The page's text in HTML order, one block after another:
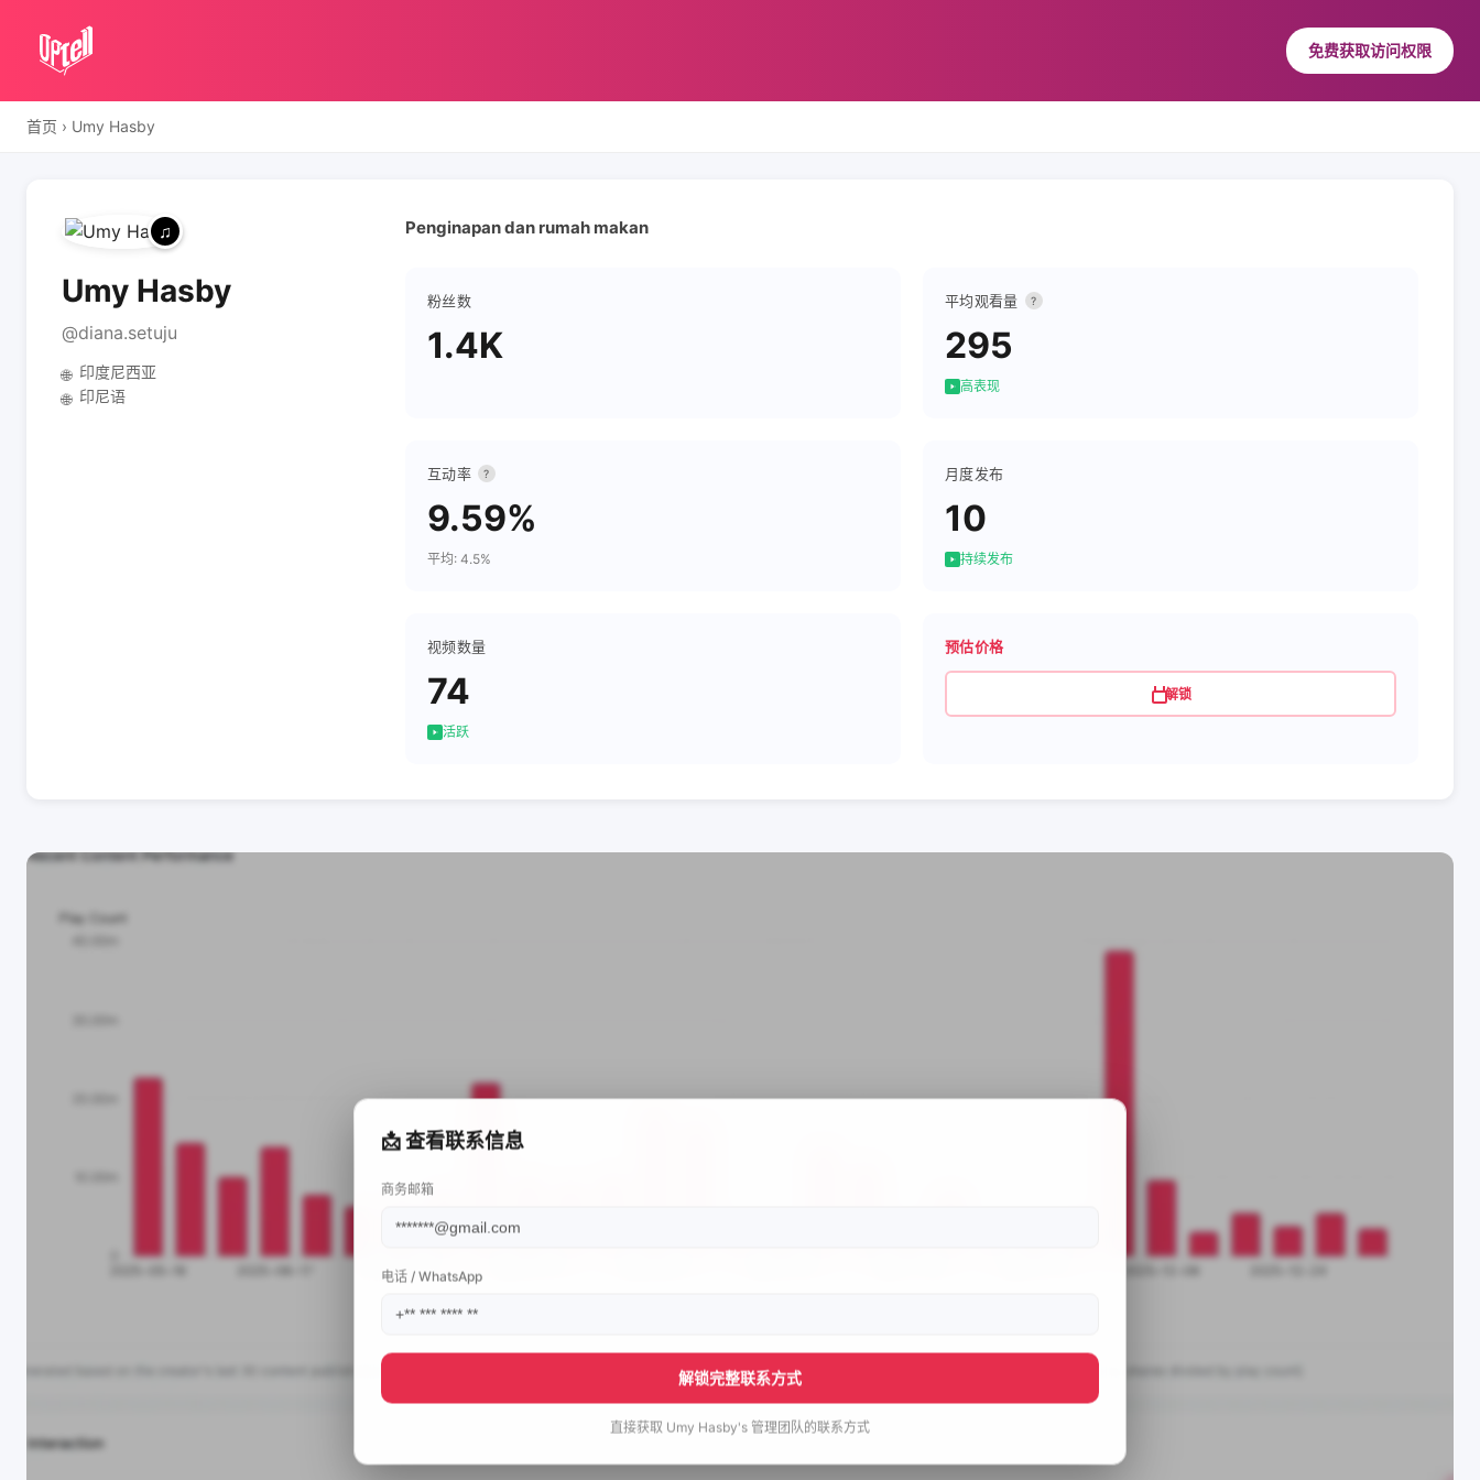
免费获取访问权限
首页 › Umy Hasby
Umy Hasby
@diana.setuju
🌐 印度尼西亚
🌐 印尼语
Penginapan dan rumah makan
粉丝数
1.4K
平均观看量 ?
295
高表现
互动率 ?
9.59%
平均: 4.5%
月度发布
10
持续发布
视频数量
74
活跃
预估价格
解锁
📩 查看联系信息
商务邮箱
电话 / WhatsApp
解锁完整联系方式
直接获取 Umy Hasby's 管理团队的联系方式